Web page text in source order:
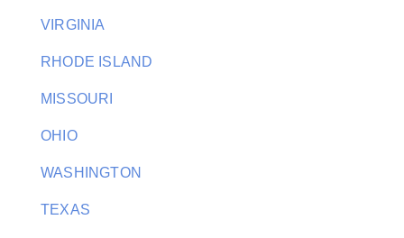
VIRGINIA
RHODE ISLAND
MISSOURI
OHIO
WASHINGTON
TEXAS